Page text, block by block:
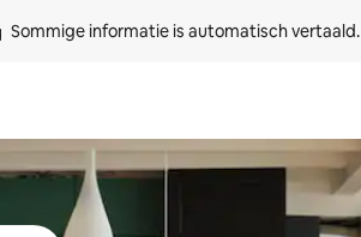
Sommige informatie is automatisch vertaald.